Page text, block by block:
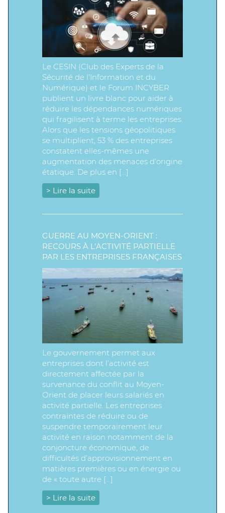
Le CESIN (Club des Experts de la
Sécurité de l’Information et du
Numérique) et le Forum INCYBER
publient un livre blanc pour aider à
réduire les dépendances numériques
qui fragilisent à terme les entreprises.
Alors que les tensions géopolitiques
se multiplient, 53 % des entreprises
constatent elles-mêmes une
augmentation des menaces d’origine
étatique. De plus en […]
> Lire la suite
GUERRE AU MOYEN-ORIENT :
RECOURS À L’ACTIVITÉ PARTIELLE
PAR LES ENTREPRISES FRANÇAISES
Le gouvernement permet aux
entreprises dont l’activité est
directement affectée par la
survenance du conflit au Moyen-
Orient de placer leurs salariés en
activité partielle. Les entreprises
contraintes de réduire ou de
suspendre temporairement leur
activité en raison notamment de la
conjoncture économique, de
difficultés d’approvisionnement en
matières premières ou en énergie ou
de « toute autre […]
> Lire la suite